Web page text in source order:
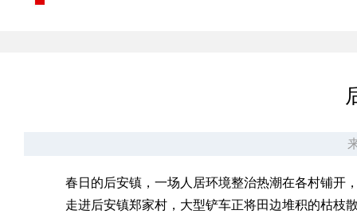
春日的后安镇，一场人居环境整治热潮在各村铺开
走进后安镇郑家村，大型铲车正将田边堆积的枯枝